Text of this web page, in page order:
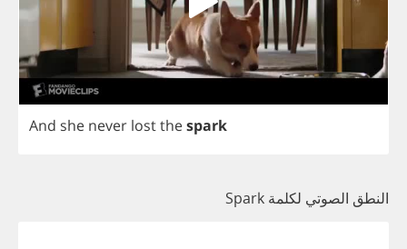
And she never lostthespark
النطق الصوتي لكلمة Spark